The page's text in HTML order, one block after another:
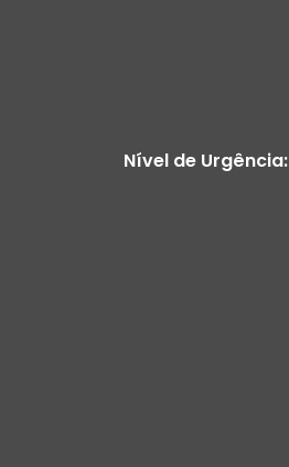
Nível de Urgência: